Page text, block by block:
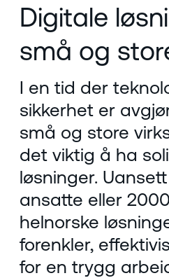
Digitale
små og
I en tid der
sikkerhet er
små og store
det viktig å ha
løsninger.
ansatte eller
helnorske
forenkler,
for en trygg